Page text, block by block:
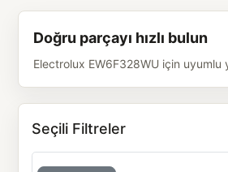
Doğru parçayı hızlı bulun
Electrolux EW6F328WU için
Seçili Filtreler